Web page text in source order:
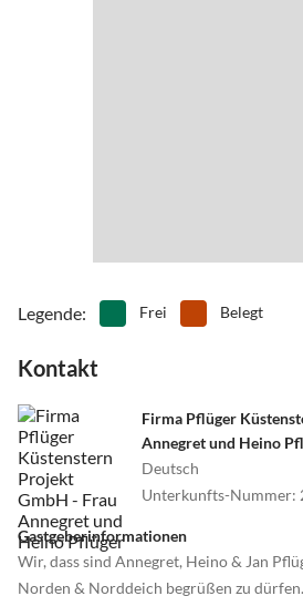
Legende: Frei Belegt
Kontakt
Firma Pflüger
Annegret und Heino
Deutsch
Unterkunfts-Nummer:
Gastgeberinformationen
Wir, dass sind Annegret, Heino & Jan
Norden & Norddeich begrüßen zu